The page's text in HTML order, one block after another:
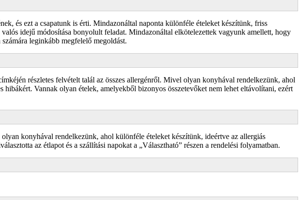
és ezt a csapatunk is érti. Mindazonáltal naponta különféle ételeket készítünk, friss
idejű módosítása bonyolult feladat. Mindazonáltal elkötelezettek vagyunk amellett, hogy
leginkább megfelelő megoldást.
részletes felvételt talál az összes allergénről. Mivel olyan konyhával rendelkezünk, ahol
Vannak olyan ételek, amelyekből bizonyos összetevőket nem lehet eltávolítani, ezért
konyhával rendelkezünk, ahol különféle ételeket készítünk, ideértve az allergiás
az étlapot és a szállítási napokat a „Választható” részen a rendelési folyamatban.